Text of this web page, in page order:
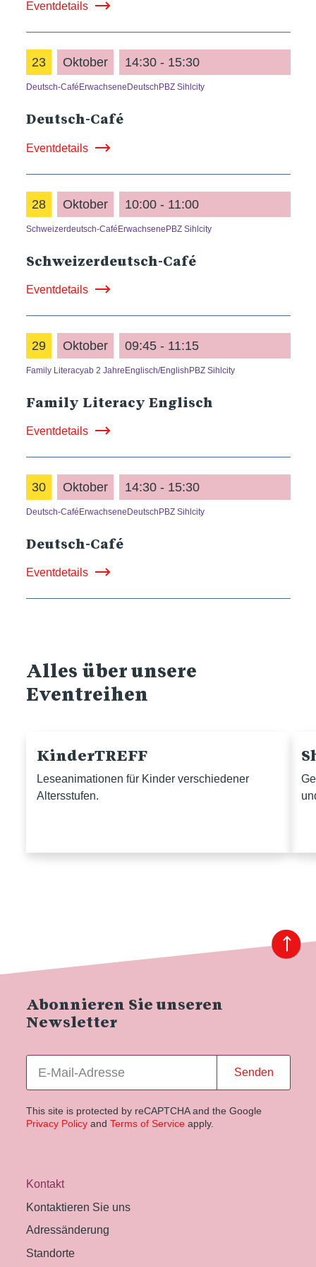
Eventdetails
23 Oktober 14:30 - 15:30
Deutsch-Café Erwachsene Deutsch PBZ Sihlcity
Deutsch-Café
Eventdetails
28 Oktober 10:00 - 11:00
Schweizerdeutsch-CaféErwachsenePBZ Sihlcity
Schweizerdeutsch-Café
Eventdetails
29 Oktober 09:45 - 11:15
Family Literacyab 2 Jahre Englisch/English PBZ Sihlcity
Family Literacy Englisch
Eventdetails
30 Oktober 14:30 - 15:30
Deutsch-Café Erwachsene Deutsch PBZ Sihlcity
Deutsch-Café
Eventdetails
Alles über unsere
Eventreihen
KinderTREFF
Leseanimationen für Kinder verschiedener
Altersstufen.
Abonnieren Sie unseren
Newsletter
Senden
This site is protected by reCAPTCHA and the Google
Privacy Policyand Terms of Service apply.
Kontakt
Kontaktieren Sie uns
Adressänderung
Standorte